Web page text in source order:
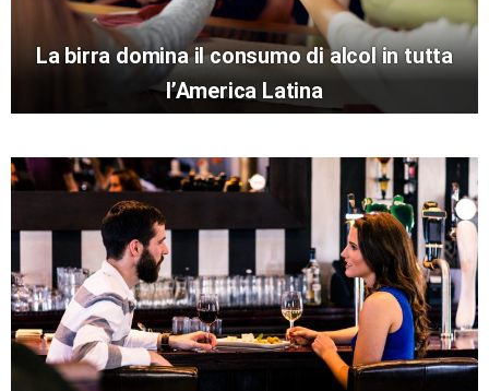
La birra domina il consumo di alcol in tutta
l’America Latina